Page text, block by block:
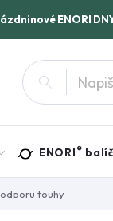
ENORI
ENORI ®
touhy